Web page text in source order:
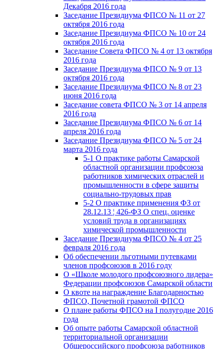
Декабря 2016 года
Заседание Президиума ФПСО № 11 от 27
октября 2016 года
Заседание Президиума ФПСО № 10 от 24
октября 2016 года
Заседание Совета ФПСО № 4 от 13 октября
2016 года
Заседание Президиума ФПСО № 9 от 13
октября 2016 года
Заседание Президиума ФПСО № 8 от 23
июня 2016 года
Заседание совета ФПСО № 3 от 14 апреля
2016 года
Заседание Президиума ФПСО № 6 от 14
апреля 2016 года
Заседание Президиума ФПСО № 5 от 24
марта 2016 года
5-1 О практике работы Самарской
областной организации профсоюза
работников химических отраслей и
промышленности в сфере защиты
социально-трудовых прав
5-2 О практике применения ФЗ от
28.12.13 ¦ 426-ФЗ О спец. оценке
условий труда в организациях
химической промышленности
Заседание Президиума ФПСО № 4 от 25
февраля 2016 года
Об обеспечении льготными путевками
членов профсоюзов в 2016 году
О «Школе молодого профсоюзного лидера»
Федерации профсоюзов Самарской области
О квоте на награждение Благодарностью
ФПСО, Почетной грамотой ФПСО
О плане работы ФПСО на I полугодие 2016
года
Об опыте работы Самарской областной
территориальной организации
Общероссийского профсоюза работников